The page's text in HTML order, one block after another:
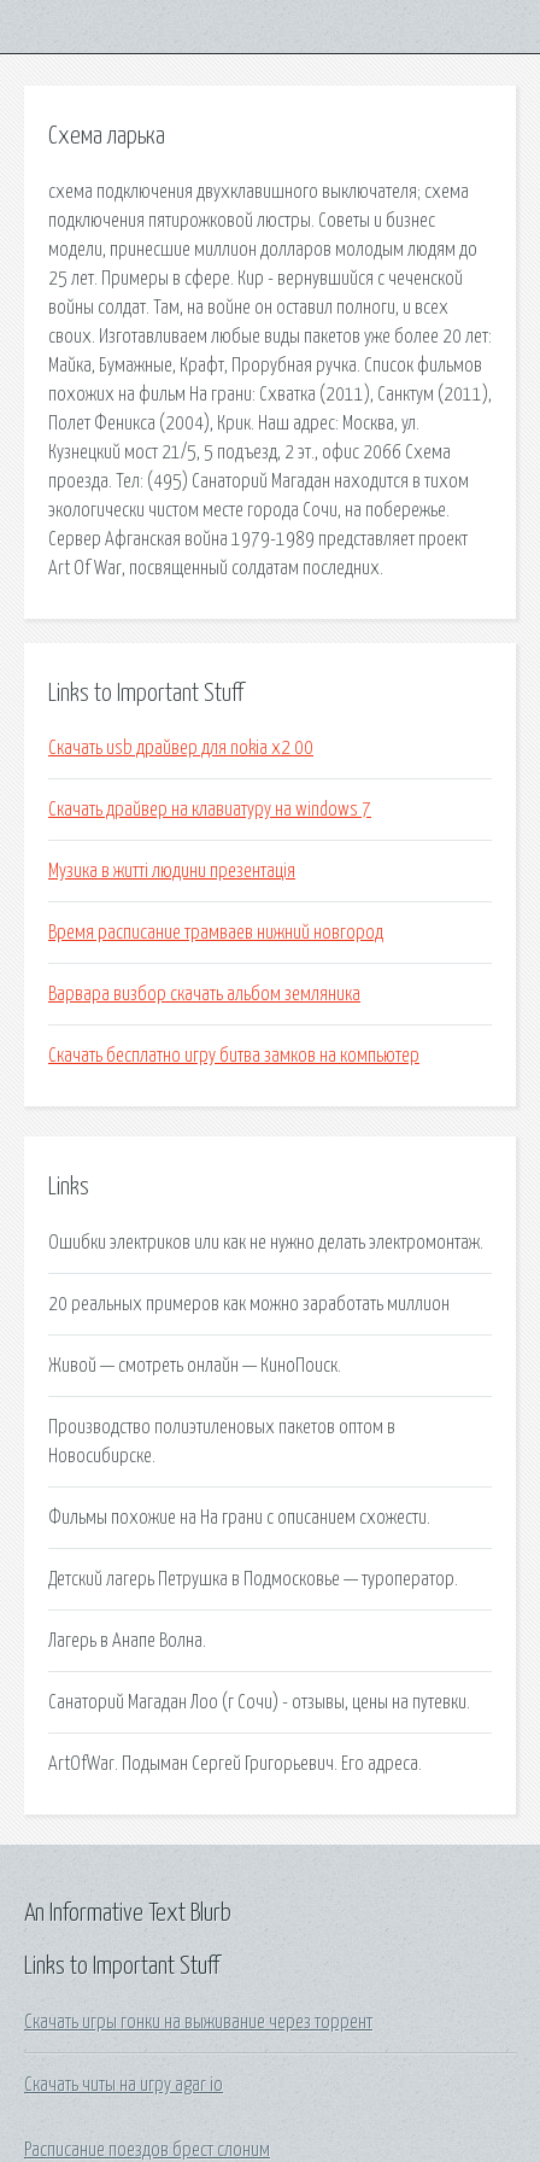
Схема ларька
схема подключения двухклавишного выключателя; схема
подключения пятирожковой люстры. Советы и бизнес
модели, принесшие миллион долларов молодым людям до
25 лет. Примеры в сфере. Кир - вернувшийся с чеченской
войны солдат. Там, на войне он оставил полноги, и всех
своих. Изготавливаем любые виды пакетов уже более 20 лет:
Майка, Бумажные, Крафт, Прорубная ручка. Список фильмов
похожих на фильм На грани: Схватка (2011), Санктум (2011),
Полет Феникса (2004), Крик. Наш адрес: Москва, ул.
Кузнецкий мост 21/5, 5 подъезд, 2 эт., офис 2066 Схема
проезда. Тел: (495) Санаторий Магадан находится в тихом
экологически чистом месте города Сочи, на побережье.
Сервер Афганская война 1979-1989 представляет проект
Art Of War, посвященный солдатам последних.
Links to Important Stuff
Скачать usb драйвер для nokia x2 00
Скачать драйвер на клавиатуру на windows 7
Музика в житті людини презентація
Время расписание трамваев нижний новгород
Варвара визбор скачать альбом земляника
Скачать бесплатно игру битва замков на компьютер
Links
Ошибки электриков или как не нужно делать электромонтаж.
20 реальных примеров как можно заработать миллион
Живой — смотреть онлайн — КиноПоиск.
Производство полиэтиленовых пакетов оптом в
Новосибирске.
Фильмы похожие на На грани с описанием схожести.
Детский лагерь Петрушка в Подмосковье — туроператор.
Лагерь в Анапе Волна.
Санаторий Магадан Лоо (г Сочи) - отзывы, цены на путевки.
ArtOfWar. Подыман Сергей Григорьевич. Его адреса.
Links to Important Stuff
Скачать игры гонки на выживание через торрент
Скачать читы на игру agar io
Расписание поездов брест слоним
An Informative Text Blurb